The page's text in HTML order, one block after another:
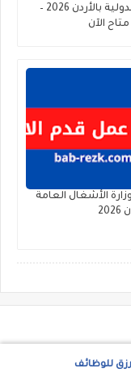
العهد الدولية بالأردن 2026 –
الآن
الأشغال العامة
للوظائف